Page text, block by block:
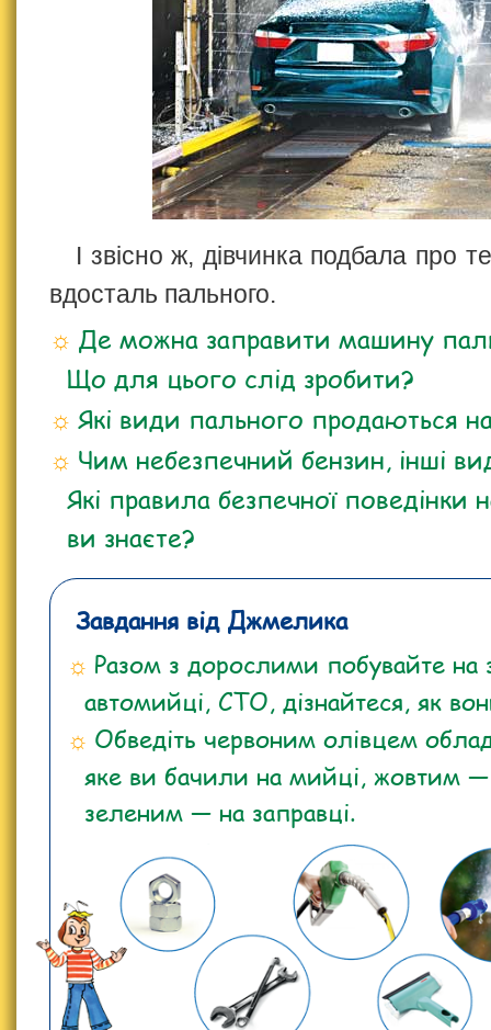
І звісно ж, дівчинка подбала про
вдосталь пального.
Де можна заправити машину
Що для цього слід зробити?
Які види пального продаються
Чим небезпечний бензин, інші
Які правила безпечної поведінки
ви знаєте?
Завдання від Джмелика
Разом з дорослими побувайте на
автомийці, СТО, дізнайтеся, як
Обведіть червоним олівцем
яке ви бачили на мийці, жовтим
зеленим — на заправці.